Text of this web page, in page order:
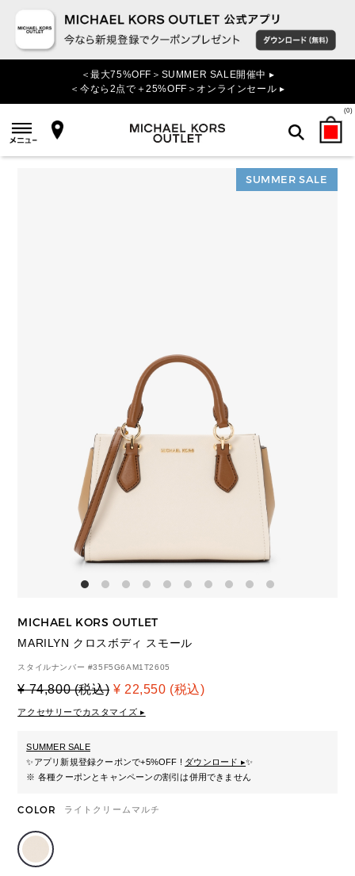
＜最大75%OFF＞SUMMER SALE開催中 ▸
＜今なら2点で＋25%OFF＞オンラインセール ▸
(0)
検索
SUMMER SALE
MICHAEL KORS OUTLET
MARILYN クロスボディ スモール
スタイルナンバー #35F5G6AM1T2605
¥ 74,800 (税込) ¥ 22,550 (税込)
アクセサリーでカスタマイズ ▸
SUMMER SALE
✨アプリ新規登録クーポンで+5%OFF ! ダウンロード ▸✨
※ 各種クーポンとキャンペーンの割引は併用できません
COLOR ライトクリームマルチ